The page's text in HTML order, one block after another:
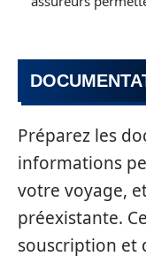
Préparez les
informations
votre voyage,
préexistante.
souscription et